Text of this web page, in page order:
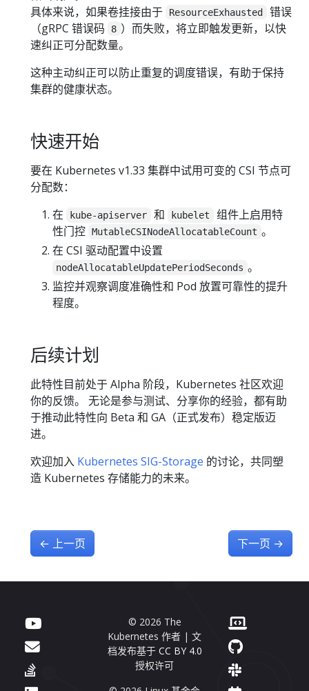
具体来说，如果卷挂接由于
ResourceExhausted
错误
（gRPC 错误码
8 ）而失败，将立即触发更新，以快
速纠正可分配数量。
这种主动纠正可以防止重复的调度错误，有助于保持
集群的健康状态。
快速开始
要在 Kubernetes v1.33 集群中试用可变的 CSI 节点可
分配数：
在
kube-apiserver 和 kubelet
组件上启用特
性门控 MutableCSINodeAllocatableCount 。
在 CSI 驱动配置中设置
nodeAllocatableUpdatePeriodSeconds 。
监控并观察调度准确性和 Pod 放置可靠性的提升
程度。
后续计划
此特性目前处于 Alpha 阶段，Kubernetes 社区欢迎
你的反馈。 无论是参与测试、分享你的经验，都有助
于推动此特性向 Beta 和 GA（正式发布）稳定版迈
进。
欢迎加入 Kubernetes SIG-Storage 的讨论，共同塑
造 Kubernetes 存储能力的未来。
← 上一页 下一页 →
© 2026 The
Kubernetes 作者 | 文
档发布基于 CC BY 4.0
授权许可